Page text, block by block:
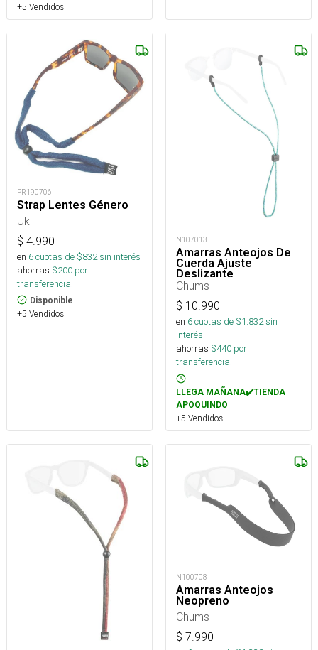
+5 Vendidos
PR190706
Strap Lentes Género
Uki
$ 4.990
en 6cuotas de $832sin interés
ahorras $200 por
transferencia.
Disponible
+5 Vendidos
N107013
Amarras Anteojos De
Cuerda Ajuste
Deslizante
Chums
$ 10.990
en 6cuotas de $1.832sin
interés
ahorras $440 por
transferencia.
LLEGA MAÑANA✔️TIENDA
APOQUINDO
+5 Vendidos
N100708
Amarras Anteojos
Neopreno
Chums
$ 7.990